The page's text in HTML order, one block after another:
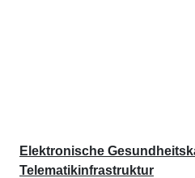
Elektronische
Telematikinfrastruktur